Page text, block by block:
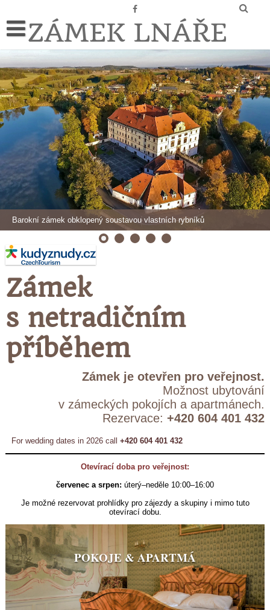
ZÁMEK LNÁŘE
Barokní zámek obklopený soustavou vlastních rybníků
Zámek
s netradičním
příběhem
Zámek je otevřen pro veřejnost.
Možnost ubytování
v zámeckých pokojích a apartmánech.
Rezervace: +420 604 401 432
For wedding dates in 2026 call +420 604 401 432
Otevírací doba pro veřejnost:
červenec a srpen: úterý–neděle 10:00–16:00
Je možné rezervovat prohlídky pro zájezdy a skupiny i mimo tuto
otevírací dobu.
POKOJE & APARTMÁ